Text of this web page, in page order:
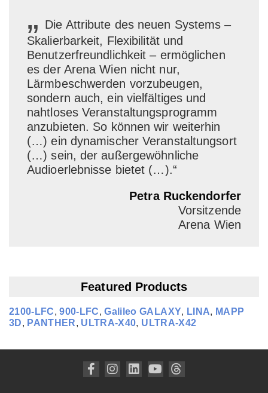
„ Die Attribute des neuen Systems –
Skalierbarkeit, Flexibilität und
Benutzerfreundlichkeit – ermöglichen
es der Arena Wien nicht nur,
Lärmbeschwerden vorzubeugen,
sondern auch, ein vielfältiges und
nahtloses Veranstaltungsprogramm
anzubieten. So können wir weiterhin
(…) ein dynamischer Veranstaltungsort
(…) sein, der außergewöhnliche
Audioerlebnisse bietet (…).“
Petra Ruckendorfer
Vorsitzende
Arena Wien
Featured Products
2100‑LFC,900‑LFC,Galileo GALAXY, LINA, MAPP
3D, PANTHER, ULTRA‑X40, ULTRA‑X42